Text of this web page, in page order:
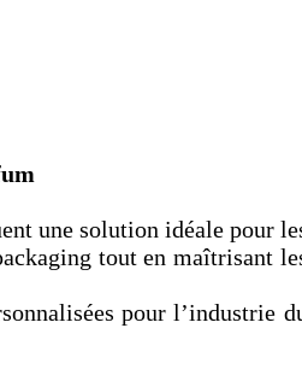
une solution idéale pour
tout en maîtrisant
pour l’industrie